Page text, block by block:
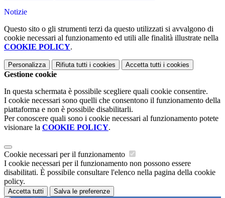
Notizie
Questo sito o gli strumenti terzi da questo utilizzati si avvalgono di
cookie necessari al funzionamento ed utili alle finalità illustrate nella
COOKIE POLICY.
Personalizza Rifiuta tutti i cookies Accetta tutti i cookies
Gestione cookie
In questa schermata è possibile scegliere quali cookie consentire.
I cookie necessari sono quelli che consentono il funzionamento della
piattaforma e non è possibile disabilitarli.
Per conoscere quali sono i cookie necessari al funzionamento potete
visionare la COOKIE POLICY.
Cookie necessari per il funzionamento
I cookie necessari per il funzionamento non possono essere
disabilitati. È possibile consultare l'elenco nella pagina della cookie
policy.
Accetta tutti Salva le preferenze